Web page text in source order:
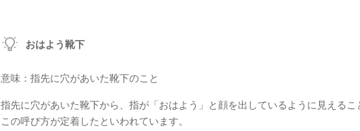
おはよう靴下
意味：指先に穴があいた靴下のこと
指先に穴があいた靴下から、指が「おはよう」と顔を出しているように見えるこ
この呼び方が定着したといわれています。